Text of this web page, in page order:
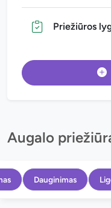
Priežiūros
Augalo
Dauginimas